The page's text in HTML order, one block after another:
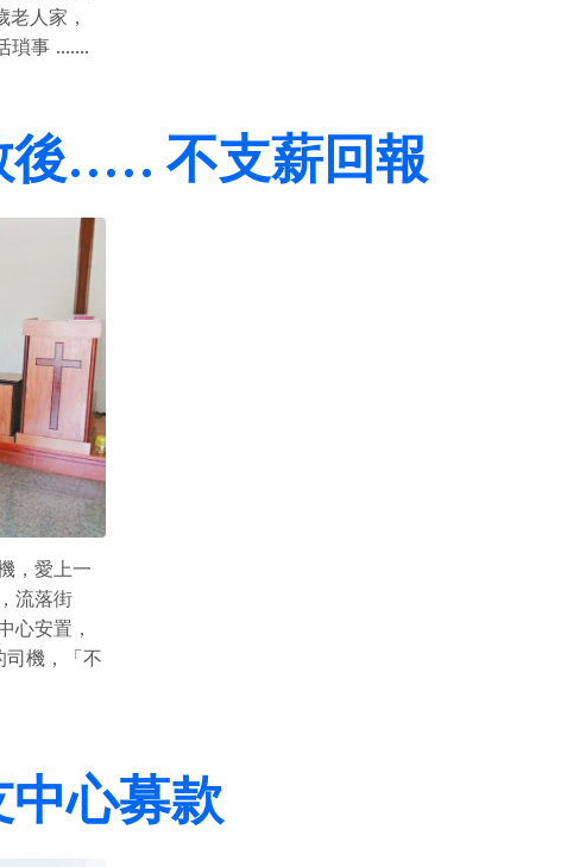
人家，
瑣事 .......
..... 不支薪回報
，愛上一
流落街
心安置，
司機，「不
心募款